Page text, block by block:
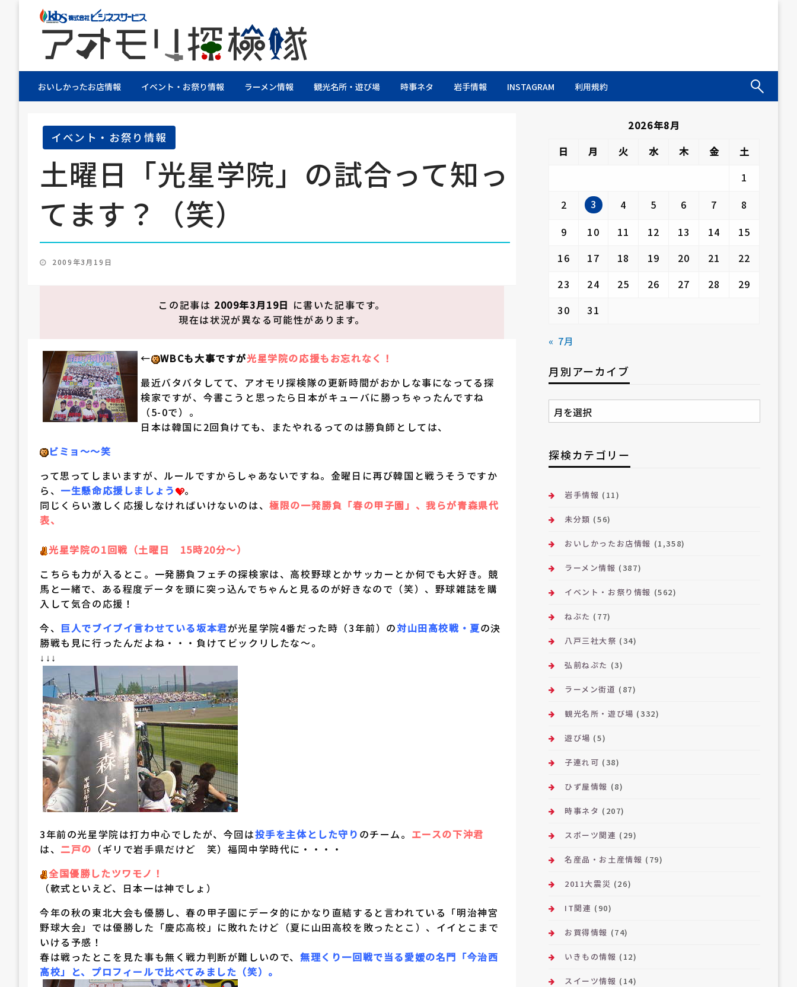
アオモリ探検隊
株式会社ビジネスサービス社員が青森県を探検するブログ
おいしかったお店情報 イベント・お祭り情報 ラーメン情報 観光名所・遊び場 時事ネタ 岩手情報 INSTAGRAM 利用規約
イベント・お祭り情報
土曜日「光星学院」の試合って知っ
てます？（笑）
投
2009年3月19日
この記事は 2009年3月19日 に書いた記事です。
現在は状況が異なる可能性があります。
← WBCも大事ですが光星学院の応援もお忘れなく！
最近バタバタしてて、アオモリ探検隊の更新時間がおかしな事になってる探
検家ですが、今書こうと思ったら日本がキューバに勝っちゃったんですね
（5-0で）。
日本は韓国に2回負けても、またやれるってのは勝負師としては、
ビミョ～～笑
って思ってしまいますが、ルールですからしゃあないですね。金曜日に再び韓国と戦うそうですか
ら、 一生懸命応援しましょう
。
同じくらい激しく応援しなければいけないのは、極限の一発勝負「春の甲子園」、我らが青森県代
表、
光星学院の1回戦（土曜日 15時20分～）
こちらも力が入るとこ。一発勝負フェチの探検家は、高校野球とかサッカーとか何でも大好き。競
馬と一緒で、ある程度データを頭に突っ込んでちゃんと見るのが好きなので（笑）、野球雑誌を購
入して気合の応援！
今、 巨人でブイブイ言わせている坂本君が光星学院4番だった時（3年前）の対山田高校戦・夏の決
勝戦も見に行ったんだよね・・・負けてビックリしたな～。
↓↓↓
3年前の光星学院は打力中心でしたが、今回は投手を主体とした守り のチーム。 エースの下沖君
は、 二戸の （ギリで岩手県だけど 笑）福岡中学時代に・・・・
全国優勝したツワモノ！
（軟式といえど、日本一は神でしょ）
今年の秋の東北大会も優勝し、春の甲子園にデータ的にかなり直結すると言われている「明治神宮
野球大会」では優勝した「慶応高校」に敗れたけど（夏に山田高校を敗ったとこ）、イイとこまで
いける予感！
春は戦ったとこを見た事も無く戦力判断が難しいので、無理くり一回戦で当る愛媛の名門「今治西
高校」と、プロフィールで比べてみました（笑）。
2026年8月
日
月 火 水 木 金
土
1
2
3 4 5 6 7
8
9
10 11 12 13 14
15
16
17 18 19 20 21
22
23
24 25 26 27 28
29
30
31
« 7月
月別アーカイブ
月
別
ー
カ
ブ
探検カテゴリー
岩手情報 (11)
未分類 (56)
おいしかったお店情報 (1,358)
ラーメン情報 (387)
イベント・お祭り情報 (562)
ねぶた (77)
八戸三社大祭 (34)
弘前ねぷた (3)
ラーメン街道 (87)
観光名所・遊び場 (332)
遊び場 (5)
子連れ可 (38)
ひず屋情報 (8)
時事ネタ (207)
スポーツ関連 (29)
名産品・お土産情報 (79)
2011大震災 (26)
IT関連 (90)
お買得情報 (74)
いきもの情報 (12)
スイーツ情報 (14)